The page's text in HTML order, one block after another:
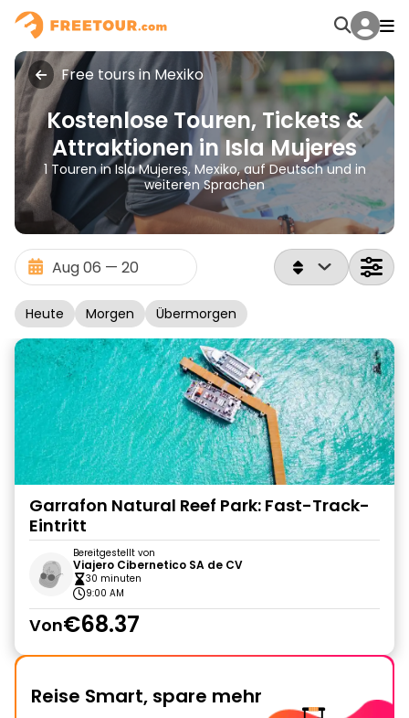
Free tours in Mexiko
Kostenlose Touren, Tickets &
Attraktionen in Isla Mujeres
1 Touren in Isla Mujeres, Mexiko, auf Deutsch und in
weiteren Sprachen
Heute Morgen Übermorgen
Garrafon Natural Reef Park: Fast-Track-
Eintritt
Bereitgestellt von
Viajero Cibernetico SA de CV
30 minuten
9:00 AM
Von€68.37
Reise Smart, spare mehr